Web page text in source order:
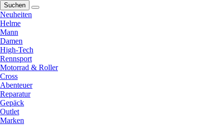
Suchen
Neuheiten
Helme
Mann
Damen
High-Tech
Rennsport
Motorrad & Roller
Cross
Abenteuer
Reparatur
Gepäck
Outlet
Marken